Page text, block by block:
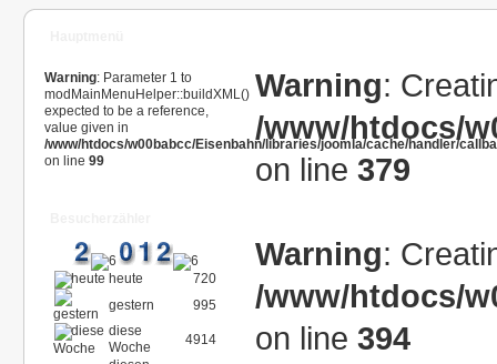
Warning: Parameter 1 to
modMainMenuHelper::buildXML()
expected to be a reference,
value given in
/www/htdocs/w00babcc/Eisenbahn/libraries/joomla/cache/handler/
on line 99
heute
720
gestern
995
diese
Woche
4914
Warning:
/www/htdocs/
on line 379
Warning:
/www/htdocs/
on line 394